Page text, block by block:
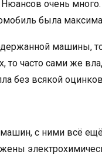
очень
была
машины,
то часто сами же
без всякой
с ними всё